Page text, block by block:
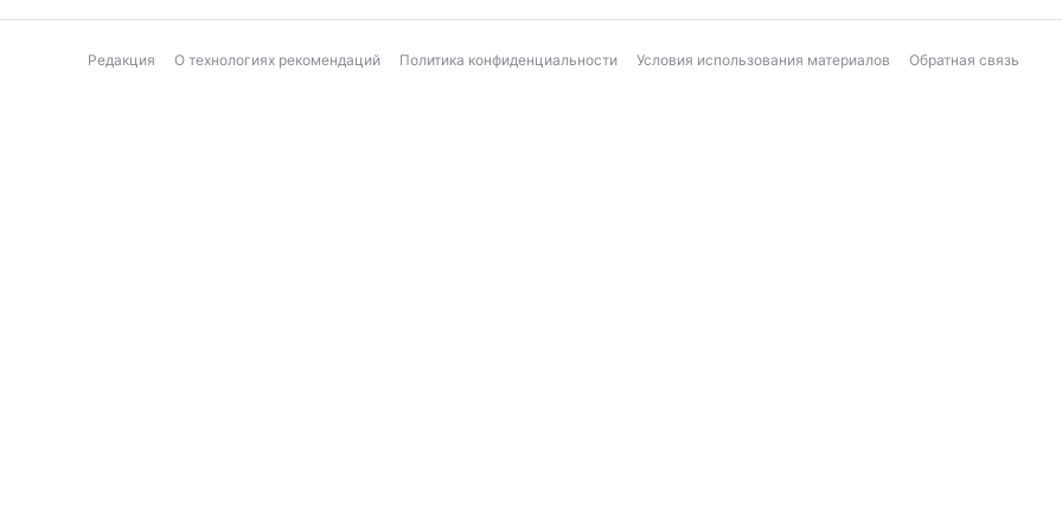
Редакция О технологиях рекомендаций Политика конфиденциальности Условия использования материалов Обратная связь